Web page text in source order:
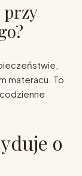
przy
materacu. To
o